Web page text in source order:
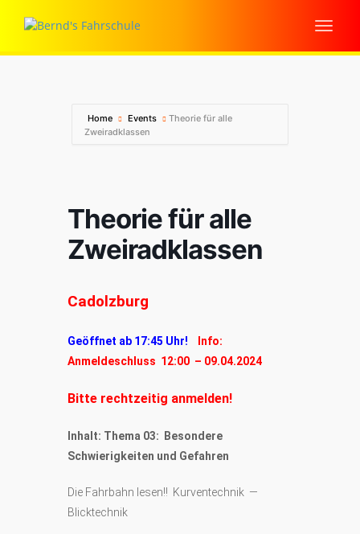
Home Events
Theorie für alle
Zweiradklassen
Theorie für alle
Zweiradklassen
Cadolzburg
Geöffnet ab 17:45 Uhr!
Info:
Anmeldeschluss 12:00 – 09.04.2024
Bitte rechtzeitig anmelden!
Inhalt: Thema 03: Besondere
Schwierigkeiten und Gefahren
Die Fahrbahn lesen!! Kurventechnik —
Blicktechnik